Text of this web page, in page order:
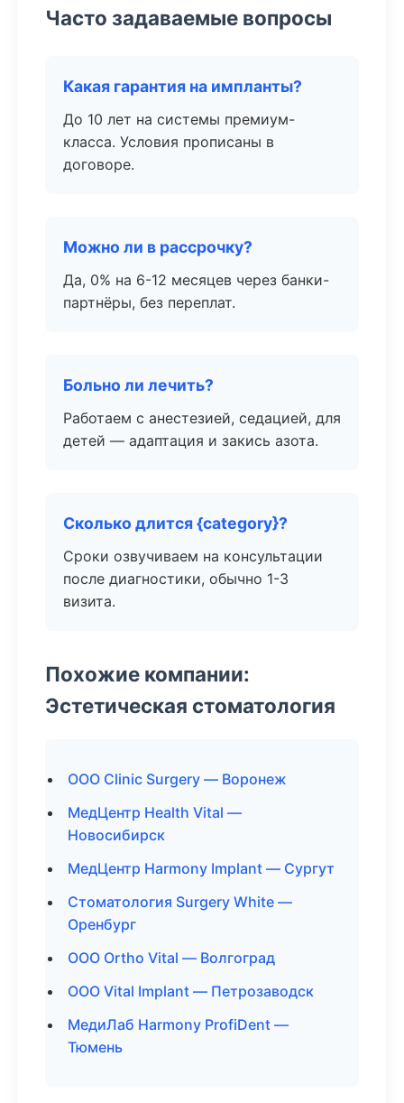
Часто задаваемые вопросы
Какая гарантия на импланты?
До 10 лет на системы премиум-
класса. Условия прописаны в
договоре.
Можно ли в рассрочку?
Да, 0% на 6-12 месяцев через банки-
партнёры, без переплат.
Больно ли лечить?
Работаем с анестезией, седацией, для
детей — адаптация и закись азота.
Сколько длится {category}?
Сроки озвучиваем на консультации
после диагностики, обычно 1-3
визита.
Похожие компании:
Эстетическая стоматология
ООО Clinic Surgery — Воронеж
МедЦентр Health Vital —
Новосибирск
МедЦентр Harmony Implant — Сургут
Стоматология Surgery White —
Оренбург
ООО Ortho Vital — Волгоград
ООО Vital Implant — Петрозаводск
МедиЛаб Harmony ProfiDent —
Тюмень